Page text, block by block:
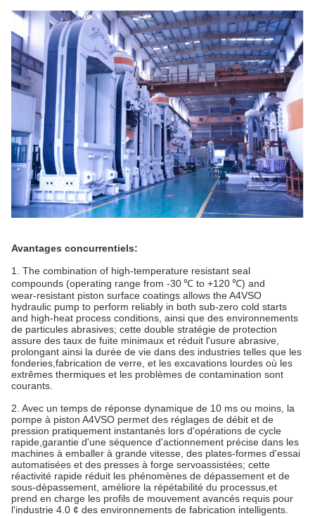
Avantages concurrentiels:
1. The combination of high‑temperature resistant seal
compounds (operating range from -30 ℃ to +120 ℃) and
wear‑resistant piston surface coatings allows the A4VSO
hydraulic pump to perform reliably in both sub‑zero cold starts
and high‑heat process conditions, ainsi que des environnements
de particules abrasives; cette double stratégie de protection
assure des taux de fuite minimaux et réduit l'usure abrasive,
prolongant ainsi la durée de vie dans des industries telles que les
fonderies,fabrication de verre, et les excavations lourdes où les
extrêmes thermiques et les problèmes de contamination sont
courants.
2. Avec un temps de réponse dynamique de 10 ms ou moins, la
pompe à piston A4VSO permet des réglages de débit et de
pression pratiquement instantanés lors d'opérations de cycle
rapide,garantie d'une séquence d'actionnement précise dans les
machines à emballer à grande vitesse, des plates-formes d'essai
automatisées et des presses à forge servoassistées; cette
réactivité rapide réduit les phénomènes de dépassement et de
sous-dépassement, améliore la répétabilité du processus,et
prend en charge les profils de mouvement avancés requis pour
l'industrie 4.0 ¢ des environnements de fabrication intelligents.